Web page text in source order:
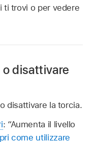
ti trovi o per vedere
disattivare
disattivare la torcia.
: “Aumenta il livello
come utilizzare